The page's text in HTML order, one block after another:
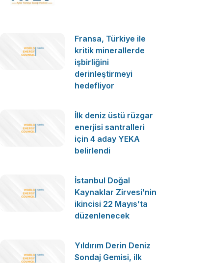
Fransa, Türkiye ile
kritik minerallerde
işbirliğini
derinleştirmeyi
hedefliyor
İlk deniz üstü rüzgar
enerjisi santralleri
için 4 aday YEKA
belirlendi
İstanbul Doğal
Kaynaklar Zirvesi’nin
ikincisi 22 Mayıs’ta
düzenlenecek
Yıldırım Derin Deniz
Sondaj Gemisi, ilk